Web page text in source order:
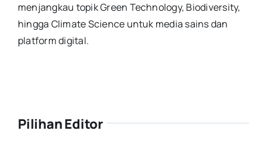
menjangkau topik Green Technology, Biodiversity,
hingga Climate Science untuk media sains dan
platform digital.
Pilihan Editor